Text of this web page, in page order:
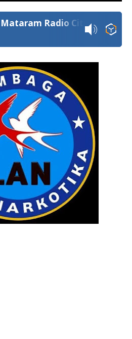
Mataram Radio City